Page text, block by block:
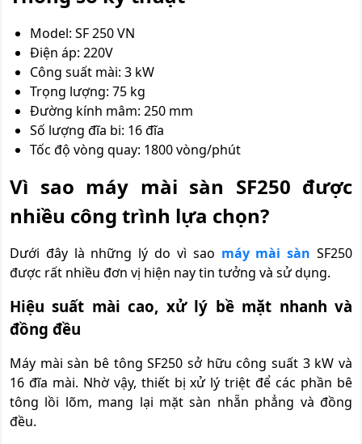
Model: SF 250 VN
Điện áp: 220V
Công suất mài: 3 kW
Trọng lượng: 75 kg
Đường kính mâm: 250 mm
Số lượng đĩa bi: 16 đĩa
Tốc độ vòng quay: 1800 vòng/phút
Vì sao máy mài sàn SF250 được
nhiều công trình lựa chọn?
Dưới đây là những lý do vì sao máy mài sàn SF250
được rất nhiều đơn vị hiện nay tin tưởng và sử dụng.
Hiệu suất mài cao, xử lý bề mặt nhanh và
đồng đều
Máy mài sàn bê tông SF250 sở hữu công suất 3 kW và
16 đĩa mài. Nhờ vậy, thiết bị xử lý triệt để các phần bê
tông lồi lõm, mang lại mặt sàn nhẵn phẳng và đồng
đều.